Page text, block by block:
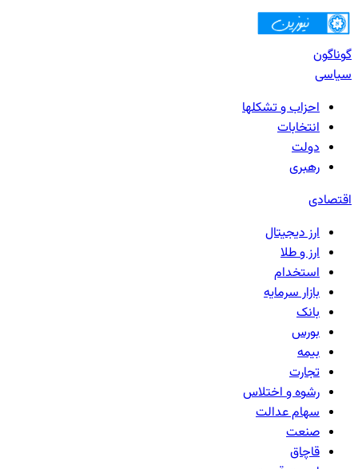
گوناگون
سیاسی
احزاب و تشکلها
انتخابات
دولت
رهبری
اقتصادی
ارز دیجیتال
ارز و طلا
استخدام
بازار سرمایه
بانک‌
بورس
بیمه
تجارت
رشوه و اختلاس
سهام عدالت
صنعت
قاچاق